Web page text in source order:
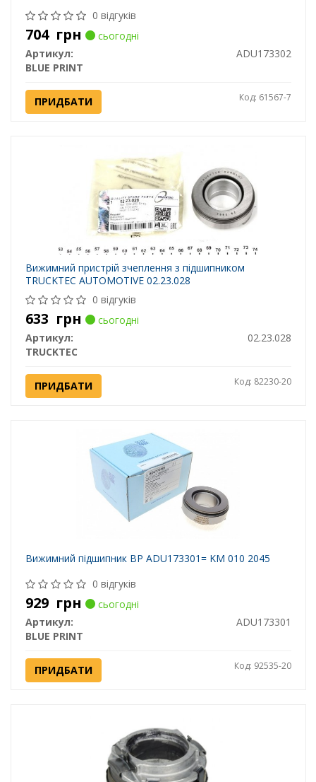
0 відгуків
704 грн
сьогодні
Артикул:
ADU173302
BLUE PRINT
ПРИДБАТИ Код: 61567-7
Вижимний пристрій зчеплення з підшипником
TRUCKTEC AUTOMOTIVE 02.23.028
0 відгуків
633 грн
сьогодні
Артикул:
02.23.028
TRUCKTEC
ПРИДБАТИ Код: 82230-20
Вижимний підшипник BP ADU173301= KM 010 2045
0 відгуків
929 грн
сьогодні
Артикул:
ADU173301
BLUE PRINT
ПРИДБАТИ Код: 92535-20